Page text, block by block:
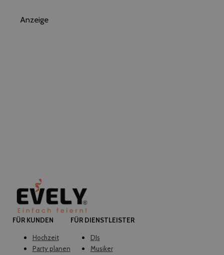
Anzeige
FÜR KUNDEN
Hochzeit
Party planen
FÜR DIENSTLEISTER
DJs
Musiker